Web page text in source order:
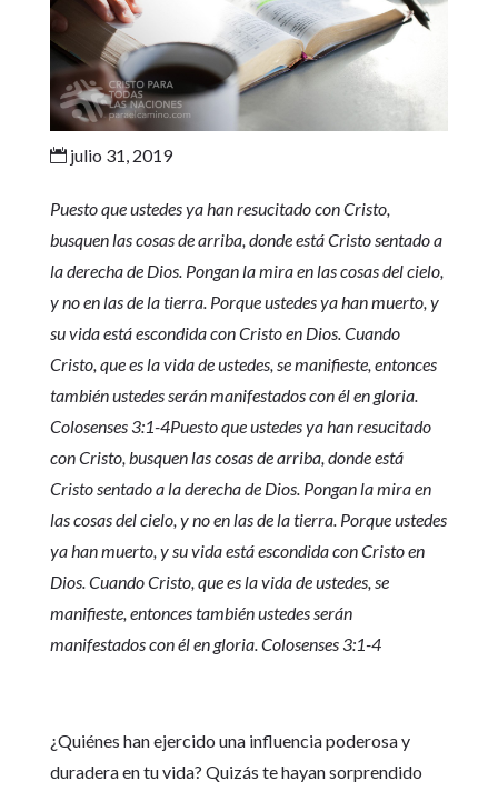
julio 31, 2019
Puesto que ustedes ya han resucitado con Cristo,
busquen las cosas de arriba, donde está Cristo sentado a
la derecha de Dios. Pongan la mira en las cosas del cielo,
y no en las de la tierra. Porque ustedes ya han muerto, y
su vida está escondida con Cristo en Dios. Cuando
Cristo, que es la vida de ustedes, se manifieste, entonces
también ustedes serán manifestados con él en gloria.
Colosenses 3:1-4Puesto que ustedes ya han resucitado
con Cristo, busquen las cosas de arriba, donde está
Cristo sentado a la derecha de Dios. Pongan la mira en
las cosas del cielo, y no en las de la tierra. Porque ustedes
ya han muerto, y su vida está escondida con Cristo en
Dios. Cuando Cristo, que es la vida de ustedes, se
manifieste, entonces también ustedes serán
manifestados con él en gloria. Colosenses 3:1-4
¿Quiénes han ejercido una influencia poderosa y
duradera en tu vida? Quizás te hayan sorprendido